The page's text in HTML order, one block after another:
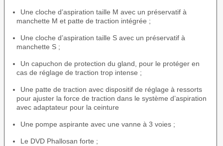
Une cloche d’aspiration taille M avec un préservatif à
manchette M et patte de traction intégrée ;
Une cloche d’aspiration taille S avec un préservatif à
manchette S ;
Un capuchon de protection du gland, pour le protéger en
cas de réglage de traction trop intense ;
Une patte de traction avec dispositif de réglage à ressorts
pour ajuster la force de traction dans le système d’aspiration
avec adaptateur pour la ceinture
Une pompe aspirante avec une vanne à 3 voies ;
Le DVD Phallosan forte ;